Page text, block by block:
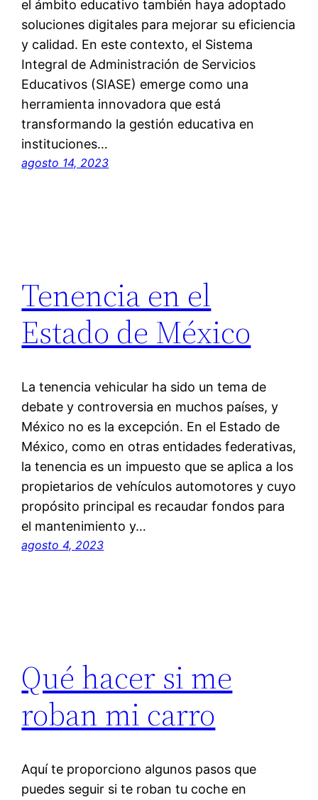
el ámbito educativo también haya adoptado
soluciones digitales para mejorar su eficiencia
y calidad. En este contexto, el Sistema
Integral de Administración de Servicios
Educativos (SIASE) emerge como una
herramienta innovadora que está
transformando la gestión educativa en
instituciones…
agosto 14, 2023
Tenencia en el
Estado de México
La tenencia vehicular ha sido un tema de
debate y controversia en muchos países, y
México no es la excepción. En el Estado de
México, como en otras entidades federativas,
la tenencia es un impuesto que se aplica a los
propietarios de vehículos automotores y cuyo
propósito principal es recaudar fondos para
el mantenimiento y…
agosto 4, 2023
Qué hacer si me
roban mi carro
Aquí te proporciono algunos pasos que
puedes seguir si te roban tu coche en